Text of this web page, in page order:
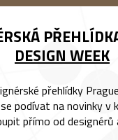
DESIGN WEEK
přehlídky
podívat na novinky v
přímo od designérů